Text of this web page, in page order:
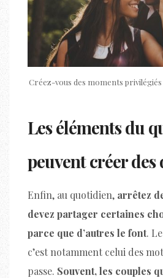
Créez-vous des moments
Les éléments du
peuvent créer des
Enfin, au quotidien, arrêtez
devez partager certaines
parce que d’autres le font.
c’est notamment celui des
passe. Souvent, les couples